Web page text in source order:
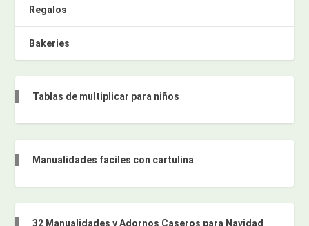
Regalos
Bakeries
Tablas de multiplicar para niños
Manualidades faciles con cartulina
32 Manualidades y Adornos Caseros para Navidad